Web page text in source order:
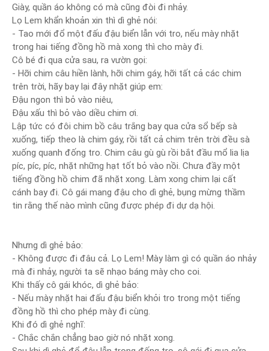
Giày, quần áo không có mà cũng đòi đi nhảy.
Lọ Lem khẩn khoản xin thì dì ghẻ nói:
- Tao mới đổ một đấu đậu biển lẫn với tro, nếu mày nhặt
trong hai tiếng đồng hồ mà xong thì cho mày đi.
Cô bé đi qua cửa sau, ra vườn gọi:
- Hỡi chim câu hiền lành, hỡi chim gáy, hỡi tất cả các chim
trên trời, hãy bay lại đây nhặt giúp em:
Đậu ngon thì bỏ vào niêu,
Đậu xấu thì bỏ vào diều chim ơi.
Lập tức có đôi chim bồ câu trắng bay qua cửa sổ bếp sà
xuống, tiếp theo là chim gáy, rồi tất cả chim trên trời đều sà
xuống quanh đống tro. Chim câu gù gù rồi bắt đầu mổ lia lịa
píc, píc, píc, nhặt những hạt tốt bỏ vào nồi. Chưa đầy một
tiếng đồng hồ chim đã nhặt xong. Làm xong chim lại cất
cánh bay đi. Cô gái mang đậu cho dì ghẻ, bụng mừng thầm
tin rằng thế nào mình cũng được phép đi dự dạ hội.
Nhưng dì ghẻ bảo:
- Không được đi đâu cả. Lọ Lem! Mày làm gì có quần áo nhảy
mà đi nhảy, người ta sẽ nhạo báng mày cho coi.
Khi thấy cô gái khóc, dì ghẻ bảo:
- Nếu mày nhặt hai đấu đậu biển khỏi tro trong một tiếng
đồng hồ thì cho phép mày đi cùng.
Khi đó dì ghẻ nghĩ:
- Chắc chắn chẳng bao giờ nó nhặt xong.